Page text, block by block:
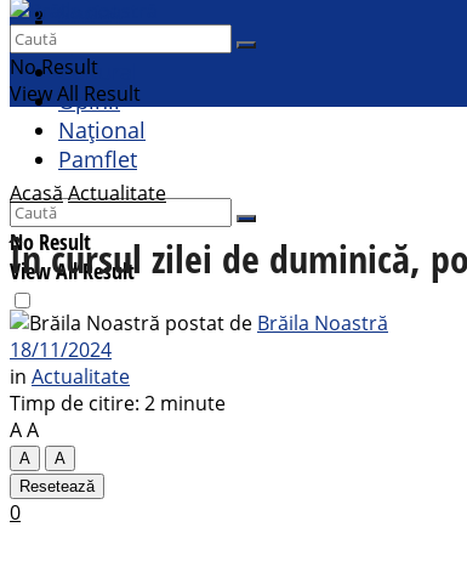
Contact
Cultural
Opinii
Național
Pamflet
No Result
View All Result
No Result
View All Result
AcasăActualitate
În cursul zilei de duminică,
postat de Brăila Noastră
18/11/2024
in Actualitate
Timp de citire: 2 minute
AA
A
A
Resetează
0